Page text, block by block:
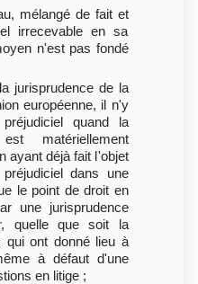
mélangé de fait et
irrecevable en sa
n'est pas fondé
jurisprudence de la
européenne, il n'y
quand la
matériellement
ayant déjà fait l'objet
dans une
le point de droit en
une jurisprudence
quelle que soit la
qui ont donné lieu à
à défaut d'une
en litige ;